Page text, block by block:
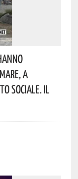
A
Sociale. Il